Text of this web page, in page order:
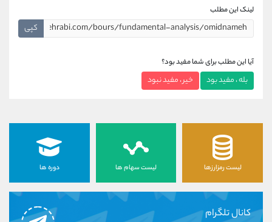
لینک این مطلب
کپی
آیا این مطلب برای شما مفید بود؟
بله ، مفید بود خیر ، مفید نبود
لیست رمزارزها لیست سهام ها دوره ها
کانال تلگرام